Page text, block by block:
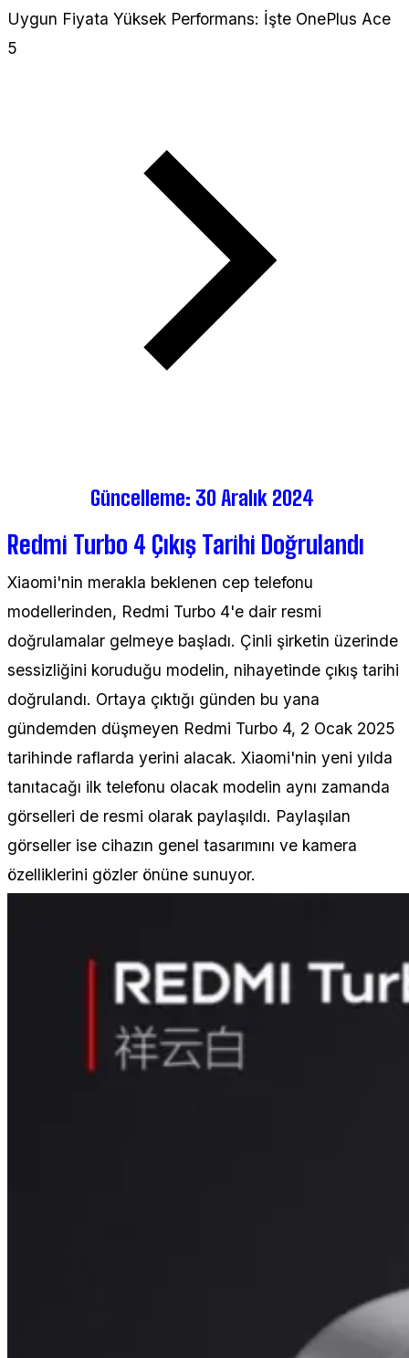
Uygun Fiyata Yüksek Performans: İşte OnePlus Ace
5
Güncelleme: 30 Aralık 2024
Redmi Turbo 4 Çıkış Tarihi Doğrulandı
Xiaomi'nin merakla beklenen cep telefonu
modellerinden, Redmi Turbo 4'e dair resmi
doğrulamalar gelmeye başladı. Çinli şirketin üzerinde
sessizliğini koruduğu modelin, nihayetinde çıkış tarihi
doğrulandı. Ortaya çıktığı günden bu yana
gündemden düşmeyen Redmi Turbo 4, 2 Ocak 2025
tarihinde raflarda yerini alacak. Xiaomi'nin yeni yılda
tanıtacağı ilk telefonu olacak modelin aynı zamanda
görselleri de resmi olarak paylaşıldı. Paylaşılan
görseller ise cihazın genel tasarımını ve kamera
özelliklerini gözler önüne sunuyor.